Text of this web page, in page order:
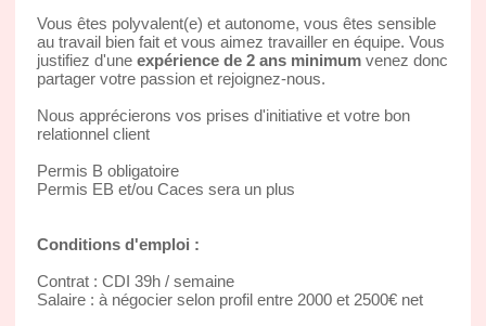
Vous êtes polyvalent(e) et autonome, vous êtes sensible
au travail bien fait et vous aimez travailler en équipe. Vous
justifiez d'une expérience de 2 ans minimumvenez donc
partager votre passion et rejoignez-nous.
Nous apprécierons vos prises d'initiative et votre bon
relationnel client
Permis B obligatoire
Permis EB et/ou Caces sera un plus
Conditions d'emploi :
Contrat : CDI 39h / semaine
Salaire : à négocier selon profil entre 2000 et 2500€ net